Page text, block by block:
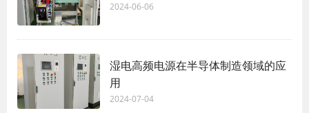
2024-06-06
湿电高频电源在半导体制造领域的应
用
2024-07-04